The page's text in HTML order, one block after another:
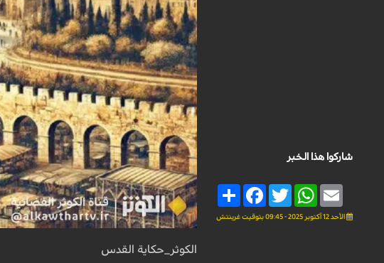
شاركوا هذا الخبر
Share
FacebookTwitter
WhatsAppEmail
الأحد 12 أكتوبر 2025 - 09:45 بتوقيت غرينتش
الكوثر_حكاية القدس